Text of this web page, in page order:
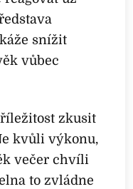
snížit
vůbec
zkusit
kvůli výkonu,
večer chvíli
to zvládne